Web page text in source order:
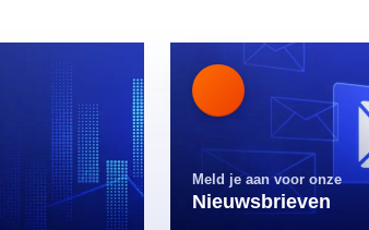
Meld je aan voor onze
Nieuwsbrieven